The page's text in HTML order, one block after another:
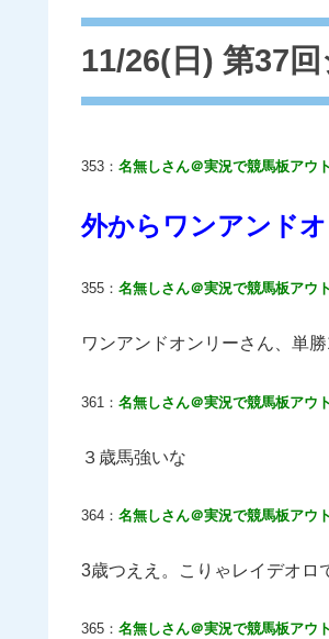
11/26(日) 第37
353： 名無しさん＠実況で競馬板アウト
外からワンアンド
355： 名無しさん＠実況で競馬板アウト
ワンアンドオンリーさん、単
361： 名無しさん＠実況で競馬板アウト
３歳馬強いな
364： 名無しさん＠実況で競馬板アウト
3歳つええ。こりゃレイデオロ
365： 名無しさん＠実況で競馬板アウト